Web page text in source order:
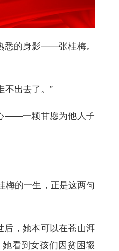
悉的身影——张桂梅。
不出去了。”
——一颗甘愿为他人子
梅的一生，正是这两句
后，她本可以在苍山洱
看到女孩们因贫困辍